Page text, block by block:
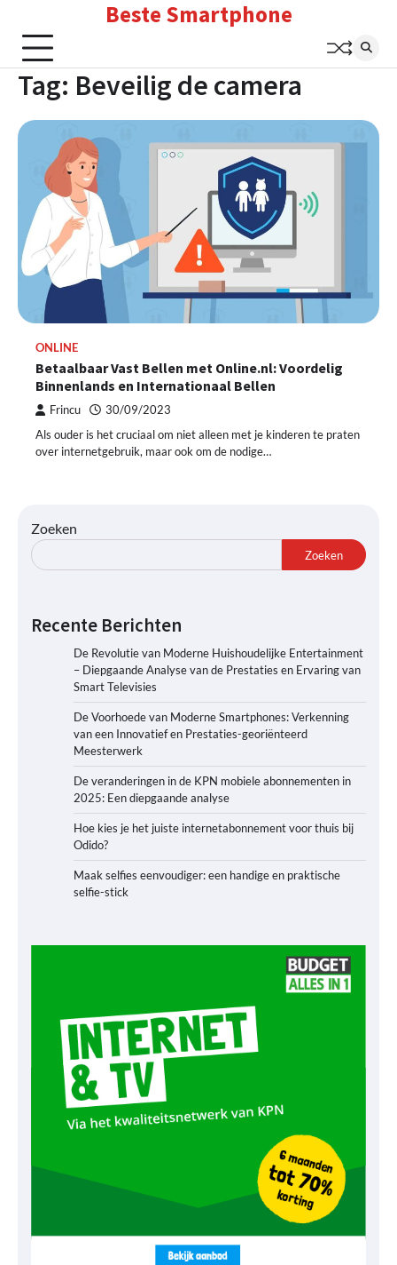
content
Beste Smartphone
Tag: Beveilig de camera
ONLINE
Betaalbaar Vast Bellen met Online.nl: Voordelig
Binnenlands en Internationaal Bellen
Frincu 30/09/2023
Als ouder is het cruciaal om niet alleen met je kinderen te praten
over internetgebruik, maar ook om de nodige…
Zoeken
Zoeken
Recente Berichten
De Revolutie van Moderne Huishoudelijke Entertainment
– Diepgaande Analyse van de Prestaties en Ervaring van
Smart Televisies
De Voorhoede van Moderne Smartphones: Verkenning
van een Innovatief en Prestaties-georiënteerd
Meesterwerk
De veranderingen in de KPN mobiele abonnementen in
2025: Een diepgaande analyse
Hoe kies je het juiste internetabonnement voor thuis bij
Odido?
Maak selfies eenvoudiger: een handige en praktische
selfie-stick